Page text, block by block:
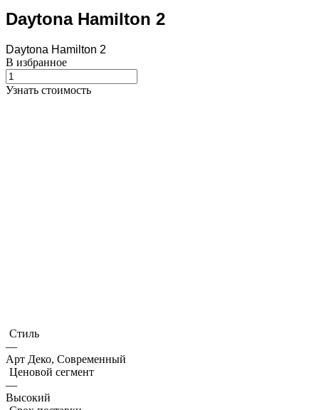
Daytona Hamilton 2
Daytona Hamilton 2
В избранное
Узнать стоимость
Стиль
—
Арт Деко, Современный
Ценовой сегмент
—
Высокий